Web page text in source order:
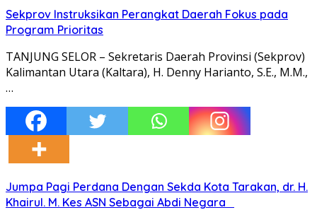
Sekprov Instruksikan Perangkat Daerah Fokus pada
Program Prioritas
TANJUNG SELOR – Sekretaris Daerah Provinsi (Sekprov)
Kalimantan Utara (Kaltara), H. Denny Harianto, S.E., M.M.,
…
Jumpa Pagi Perdana Dengan Sekda Kota Tarakan, dr. H.
Khairul. M. Kes ASN Sebagai Abdi Negara